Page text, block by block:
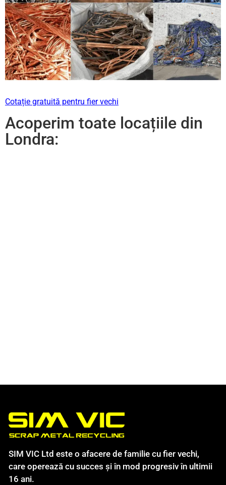
Cotație gratuită pentru fier vechi
Acoperim toate locațiile din
Londra:
SIM VIC Ltd este o afacere de familie cu fier vechi,
care operează cu succes și în mod progresiv în ultimii
16 ani.